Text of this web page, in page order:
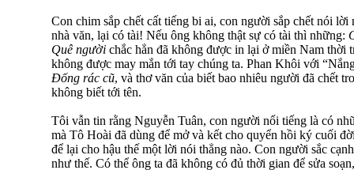
Con chim sắp chết cất tiếng bi ai, con người sắp chết nói
nhà văn, lại có tài! Nếu ông không thật sự có tài thì những:
Quê người chắc hẳn đã không được in lại ở miền Nam thời
không được may mắn tới tay chúng ta. Phan Khôi với
Đống rác cũ, và thơ văn của biết bao nhiêu người đã chết
không biết tới tên.
Tôi vẫn tin rằng Nguyễn Tuân, con người nổi tiếng là có
mà Tô Hoài đã dùng để mở và kết cho quyển hồi ký cuối
để lại cho hậu thế một lời nói thẳng nào. Con người sắc
như thế. Có thể ông ta đã không có đủ thời gian để sửa